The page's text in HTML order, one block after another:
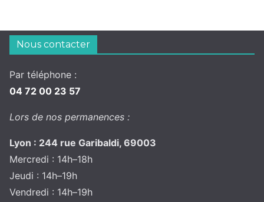
Nous contacter
Par téléphone :
04 72 00 23 57
Lors de nos permanences :
Lyon : 244 rue Garibaldi, 69003
Mercredi : 14h–18h
Jeudi : 14h–19h
Vendredi : 14h–19h